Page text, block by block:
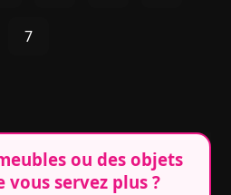
7
ou des objets
vous servez plus ?